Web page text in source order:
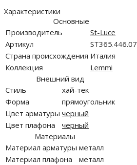
Характеристики
Основные
Производитель
St-Luce
Артикул
ST365.446.07
Страна происхождения Италия
Коллекция
Lemmi
Внешний вид
Стиль
хай-тек
Форма
прямоугольник
Цвет арматуры черный
Цвет плафона
черный
Материалы
Материал арматуры металл
Материал плафона
металл